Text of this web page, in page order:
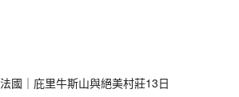
法國｜庇里牛斯山與絕美村莊13日